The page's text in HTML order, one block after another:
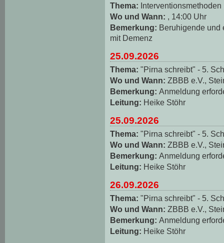
Thema:
Wo und Wann:
, 14:00 Uhr
Bemerkung: Beruhigende und
mit Demenz
25.09.2026
Thema: "Pirna schreibt" - 5.
Wo und Wann: ZBBB e.V.,
Bemerkung: Anmeldung
Leitung: Heike Stöhr
25.09.2026
Thema: "Pirna schreibt" - 5.
Wo und Wann: ZBBB e.V.,
Bemerkung: Anmeldung
Leitung: Heike Stöhr
26.09.2026
Thema: "Pirna schreibt" - 5.
Wo und Wann: ZBBB e.V.,
Bemerkung: Anmeldung
Leitung: Heike Stöhr